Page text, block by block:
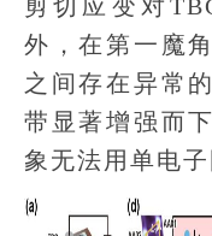
剪切应变对
外，在第一魔
之间存在异常
带显著增强而
象无法用单电子